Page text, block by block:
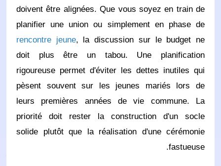
doivent être alignées. Que vous soyez en train de
planifier une union ou simplement en phase de
rencontre jeune, la discussion sur le budget ne
doit plus être un tabou. Une planification
rigoureuse permet d'éviter les dettes inutiles qui
pèsent souvent sur les jeunes mariés lors de
leurs premières années de vie commune. La
priorité doit rester la construction d'un socle
solide plutôt que la réalisation d'une cérémonie
fastueuse.